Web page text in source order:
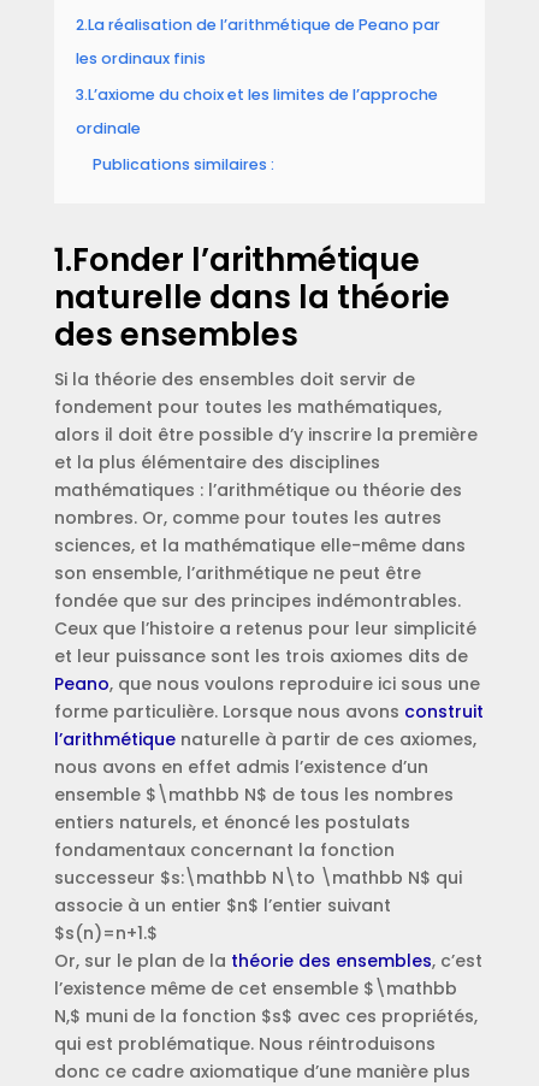
2.La réalisation de l’arithmétique de Peano par
les ordinaux finis
3.L’axiome du choix et les limites de l’approche
ordinale
Publications similaires :
1.Fonder l’arithmétique
naturelle dans la théorie
des ensembles
Si la théorie des ensembles doit servir de
fondement pour toutes les mathématiques,
alors il doit être possible d’y inscrire la première
et la plus élémentaire des disciplines
mathématiques : l’arithmétique ou théorie des
nombres. Or, comme pour toutes les autres
sciences, et la mathématique elle-même dans
son ensemble, l’arithmétique ne peut être
fondée que sur des principes indémontrables.
Ceux que l’histoire a retenus pour leur simplicité
et leur puissance sont les trois axiomes dits de
Peano, que nous voulons reproduire ici sous une
forme particulière. Lorsque nous avons construit
l’arithmétiquenaturelle à partir de ces axiomes,
nous avons en effet admis l’existence d’un
ensemble $\mathbb N$ de tous les nombres
entiers naturels, et énoncé les postulats
fondamentaux concernant la fonction
successeur $s:\mathbb N\to \mathbb N$ qui
associe à un entier $n$ l’entier suivant
$s(n)=n+1.$
Or, sur le plan de la théorie des ensembles, c’est
l’existence même de cet ensemble $\mathbb
N,$ muni de la fonction $s$ avec ces propriétés,
qui est problématique. Nous réintroduisons
donc ce cadre axiomatique d’une manière plus